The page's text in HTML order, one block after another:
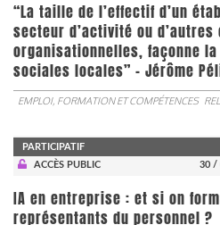
“La taille de l’effectif d’un
secteur d’activité ou
organisationnelles, façonne
sociales locales” - Jérôme
EMPLOI, FORMATION ET COMPÉTENCES
PARTICIPATIF
ACCÈS PUBLIC
30 /
IA en entreprise : et si on
représentants du personnel ?